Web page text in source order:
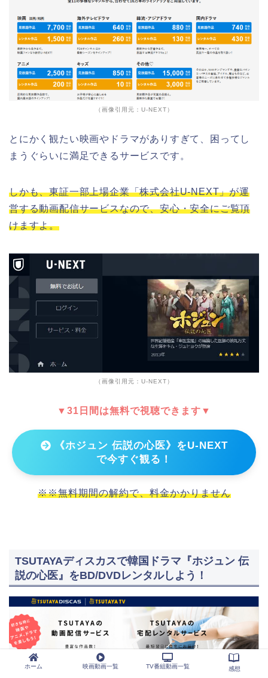
（画像引用元：U-NEXT）
とにかく観たい映画やドラマがありすぎて、困ってし
まうぐらいに満足できるサービスです。
しかも、東証一部上場企業「株式会社U-NEXT」が運
営する動画配信サービスなので、安心・安全にご覧頂
けますよ。
（画像引用元：U-NEXT）
▼31日間は無料で視聴できます▼
《ホジュン 伝説の心医》をU-NEXT
で今すぐ観る！
※※無料期間の解約で、料金かかりません
TSUTAYAディスカスで韓国ドラマ『ホジュン 伝
説の心医』をBD/DVDレンタルしよう！
ホーム 映画動画一覧 TV番組動画一覧 感想